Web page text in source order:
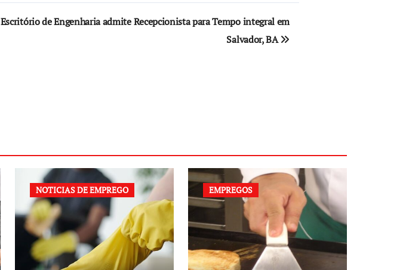
Escritório de Engenharia admite Recepcionista para Tempo integral em
Salvador, BA
NOTICIAS DE EMPREGO EMPREGOS